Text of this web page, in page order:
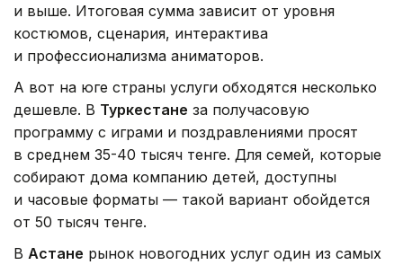
и выше. Итоговая сумма зависит от уровня
костюмов, сценария, интерактива
и профессионализма аниматоров.
А вот на юге страны услуги обходятся несколько
дешевле. В Туркестане за получасовую
программу с играми и поздравлениями просят
в среднем 35-40 тысяч тенге. Для семей, которые
собирают дома компанию детей, доступны
и часовые форматы — такой вариант обойдется
от 50 тысяч тенге.
В Астане рынок новогодних услуг один из самых